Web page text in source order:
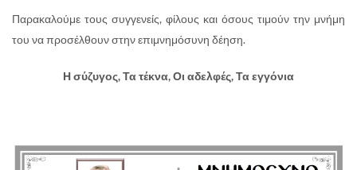
Παρακαλούμε τους συγγενείς, φίλους και όσους τιμούν την μνήμη
του να προσέλθουν στην επιμνημόσυνη δέηση.
Η σύζυγος, Τα τέκνα, Οι αδελφές, Τα εγγόνια